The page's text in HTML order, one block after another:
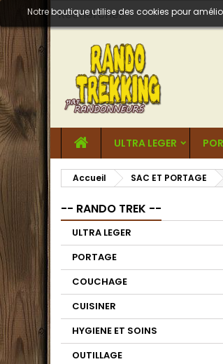
Notre boutique utilise des cookies pour
ULTRA LEGER
Accueil SAC ET PORTAGE
-- RANDO TREK --
ULTRA LEGER
PORTAGE
COUCHAGE
CUISINER
HYGIENE ET SOINS
OUTILLAGE